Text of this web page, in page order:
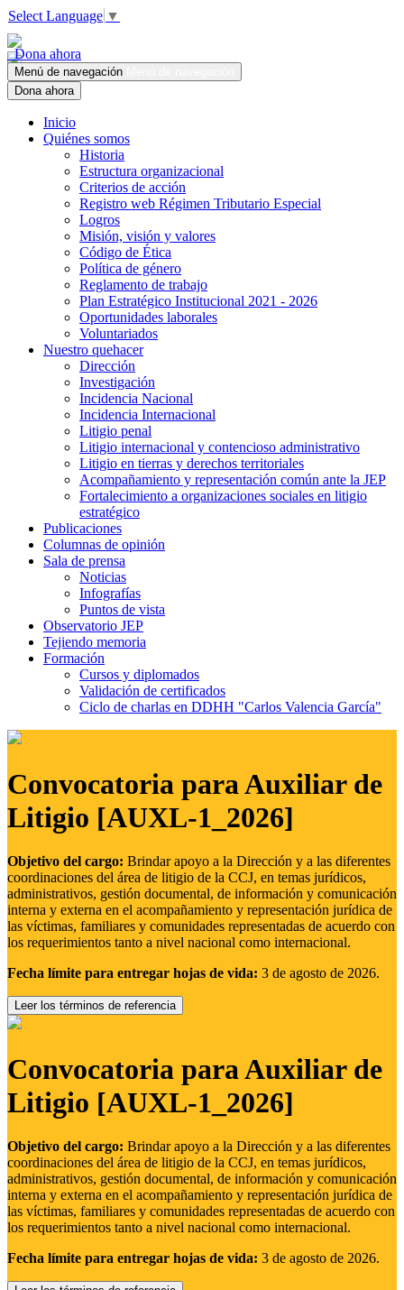
Select Language ▼
Dona ahora
Menú de navegación
Dona ahora
Inicio
Quiénes somos
Historia
Estructura organizacional
Criterios de acción
Registro web Régimen Tributario Especial
Logros
Misión, visión y valores
Código de Ética
Política de género
Reglamento de trabajo
Plan Estratégico Institucional 2021 - 2026
Oportunidades laborales
Voluntariados
Nuestro quehacer
Dirección
Investigación
Incidencia Nacional
Incidencia Internacional
Litigio penal
Litigio internacional y contencioso administrativo
Litigio en tierras y derechos territoriales
Acompañamiento y representación común ante la JEP
Fortalecimiento a organizaciones sociales en litigio
estratégico
Publicaciones
Columnas de opinión
Sala de prensa
Noticias
Infografías
Puntos de vista
Observatorio JEP
Tejiendo memoria
Formación
Cursos y diplomados
Validación de certificados
Ciclo de charlas en DDHH "Carlos Valencia García"
Convocatoria para Auxiliar de
Litigio [AUXL-1_2026]
Objetivo del cargo: Brindar apoyo a la Dirección y a las diferentes
coordinaciones del área de litigio de la CCJ, en temas jurídicos,
administrativos, gestión documental, de información y comunicación
interna y externa en el acompañamiento y representación jurídica de
las víctimas, familiares y comunidades representadas de acuerdo con
los requerimientos tanto a nivel nacional como internacional.
Fecha límite para entregar hojas de vida: 3 de agosto de 2026.
Leer los términos de referencia
Convocatoria para Auxiliar de
Litigio [AUXL-1_2026]
Objetivo del cargo: Brindar apoyo a la Dirección y a las diferentes
coordinaciones del área de litigio de la CCJ, en temas jurídicos,
administrativos, gestión documental, de información y comunicación
interna y externa en el acompañamiento y representación jurídica de
las víctimas, familiares y comunidades representadas de acuerdo con
los requerimientos tanto a nivel nacional como internacional.
Fecha límite para entregar hojas de vida: 3 de agosto de 2026.